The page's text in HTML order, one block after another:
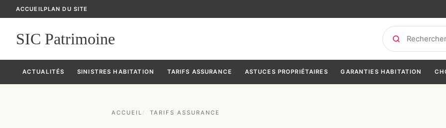
ACCUEILPLAN DU SITE
SIC Patrimoine Rechercher
ACTUALITÉS SINISTRES HABITATION TARIFS ASSURANCE ASTUCES PROPRIÉTAIRES GARANTIES HABITATION
ACCUEIL TARIFS ASSURANCE